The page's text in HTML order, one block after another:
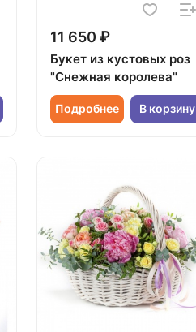
11 650 ₽
Букет из кустовых роз
"Снежная королева"
Подробнее В корзину